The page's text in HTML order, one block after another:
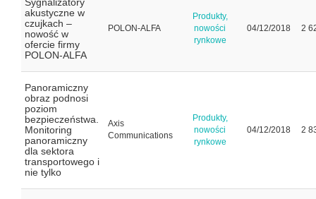
Sygnalizatory
akustyczne w
czujkach –
nowość w
ofercie firmy
POLON-ALFA
POLON-ALFA
Produkty,
nowości
rynkowe
04/12/2018 2
Panoramiczny
obraz podnosi
poziom
bezpieczeństwa.
Monitoring
panoramiczny
dla sektora
transportowego i
nie tylko
Axis
Communications
Produkty,
nowości
rynkowe
04/12/2018 2